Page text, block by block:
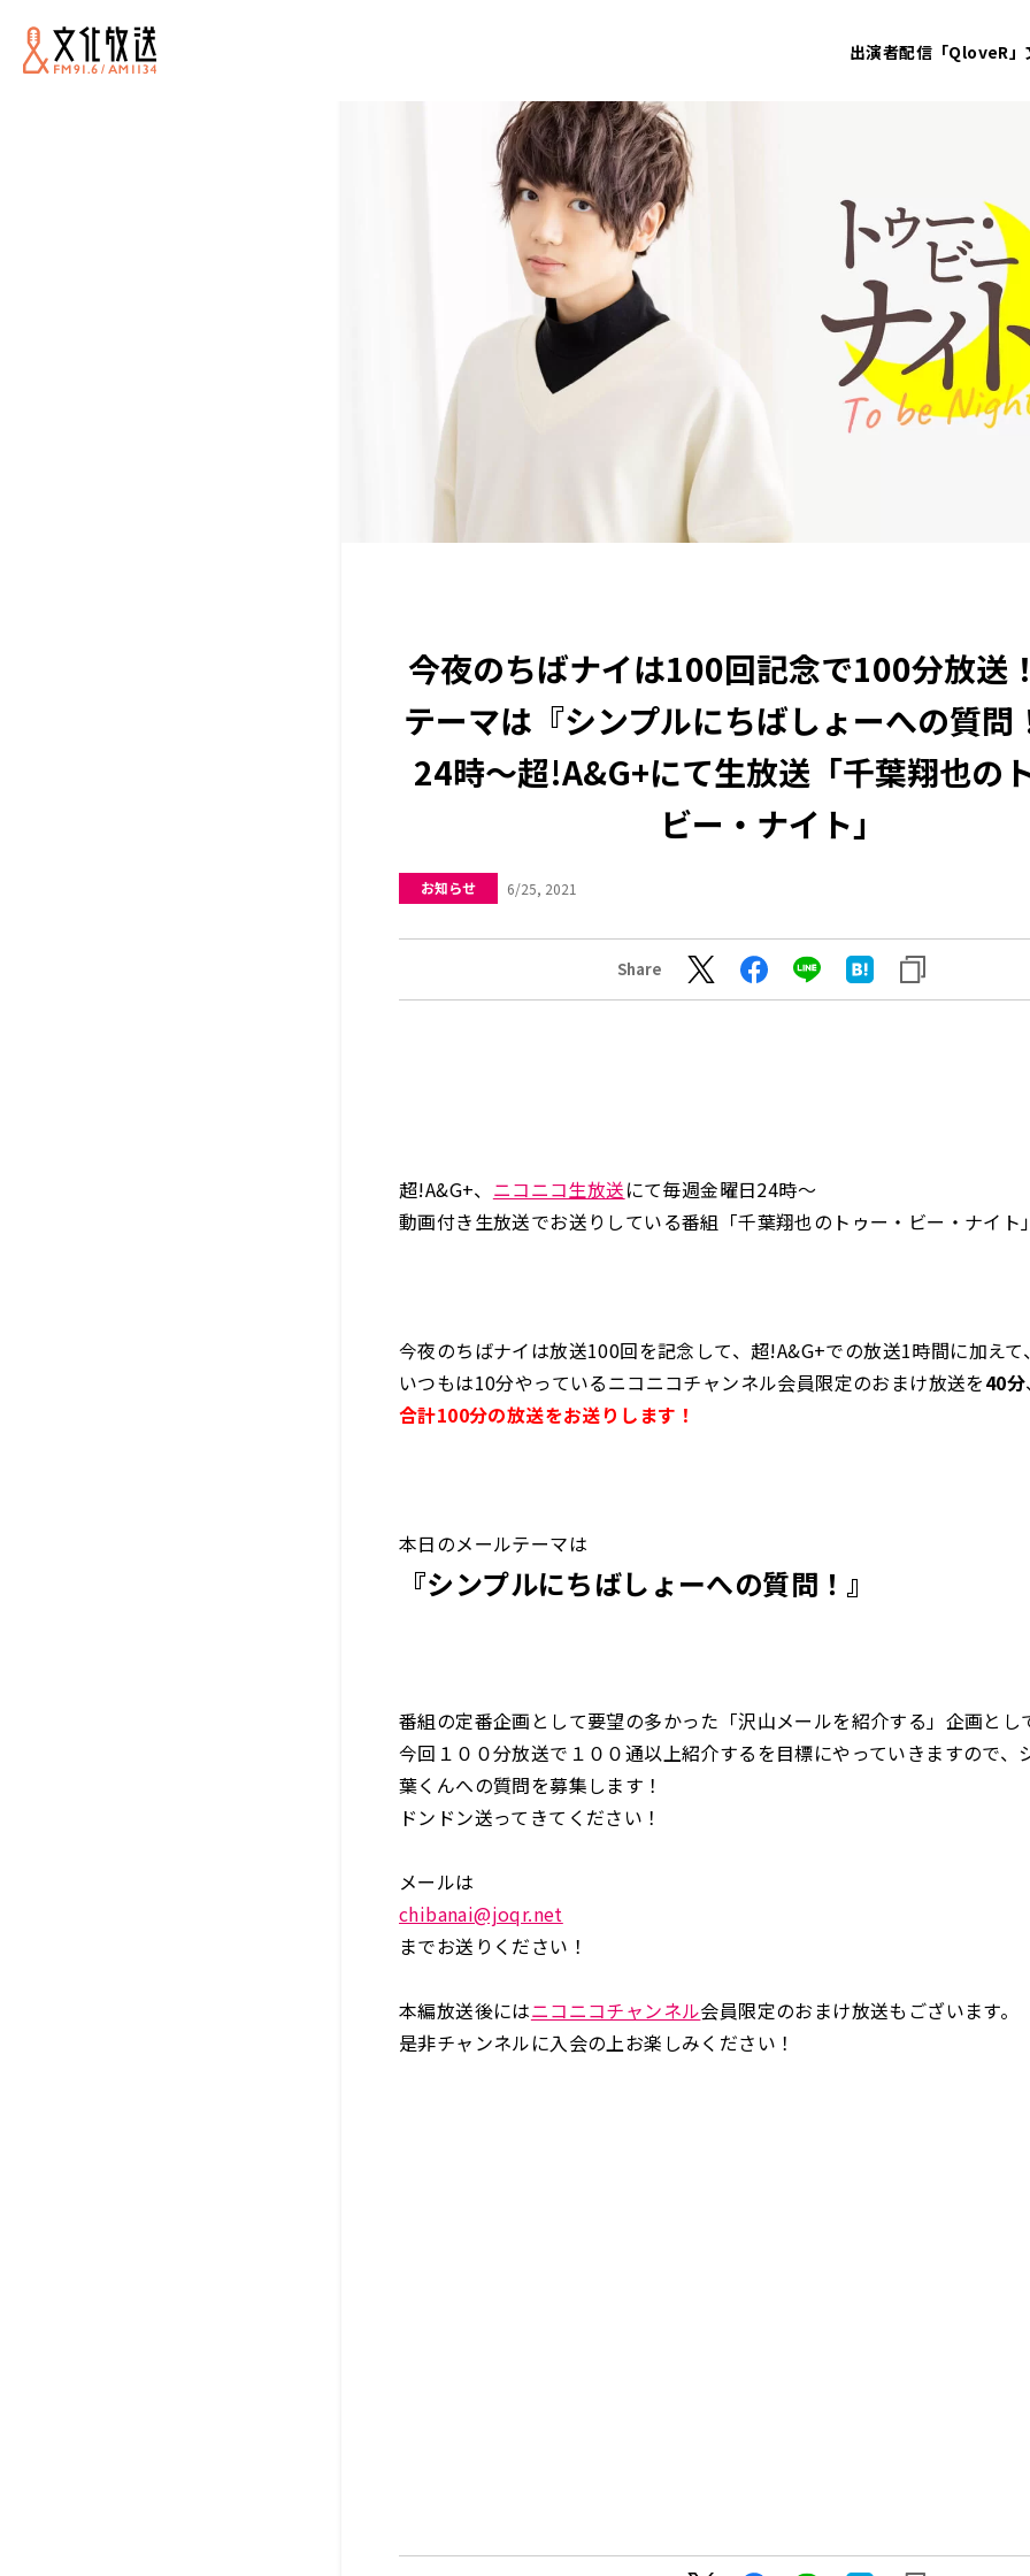
出演者配信「QloveR」
今夜のちばナイは100回記念で100分放送
テーマは『シンプルにちばしょーへの質問
24時～超!A&G+にて生放送「千葉翔也の
ビー・ナイト」
お知らせ 6/25, 2021
Share
超!A&G+、 ニコニコ生放送にて毎週金曜日24時～
動画付き生放送でお送りしている番組「千葉翔也のトゥー・ビー・ナイト
今夜のちばナイは放送100回を記念して、超!A&G+での放送1時間に加えて、
いつもは10分やっているニコニコチャンネル会員限定のおまけ放送を40分、
合計100分の放送をお送りします！
本日のメールテーマは
『シンプルにちばしょーへの質問！』
番組の定番企画として要望の多かった「沢山メールを紹介する」企画とし
今回１００分放送で１００通以上紹介するを目標にやっていきますので、
葉くんへの質問を募集します！
ドンドン送ってきてください！
メールは
chibanai@joqr.net
までお送りください！
本編放送後にはニコニコチャンネル会員限定のおまけ放送もございます。
是非チャンネルに入会の上お楽しみください！